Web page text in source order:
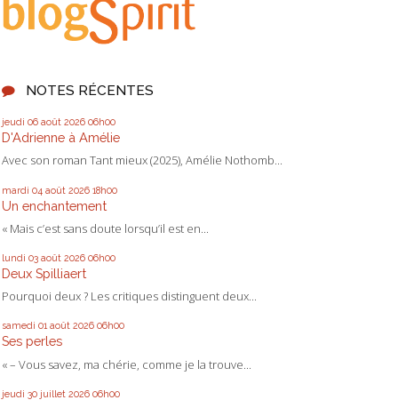
NOTES RÉCENTES
jeudi 06 août 2026 06h00
D'Adrienne à Amélie
Avec son roman Tant mieux (2025), Amélie Nothomb...
mardi 04 août 2026 18h00
Un enchantement
« Mais c’est sans doute lorsqu’il est en...
lundi 03 août 2026 06h00
Deux Spilliaert
Pourquoi deux ? Les critiques distinguent deux...
samedi 01 août 2026 06h00
Ses perles
« – Vous savez, ma chérie, comme je la trouve...
jeudi 30 juillet 2026 06h00